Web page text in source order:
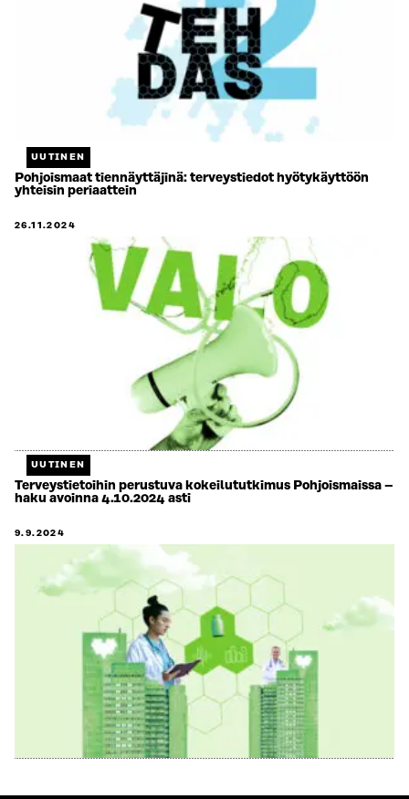
UUTINEN
Pohjoismaat tiennäyttäjinä: terveystiedot hyötykäyttöön
yhteisin periaattein
26.11.2024
UUTINEN
Terveystietoihin perustuva kokeilututkimus Pohjoismaissa –
haku avoinna 4.10.2024 asti
9.9.2024